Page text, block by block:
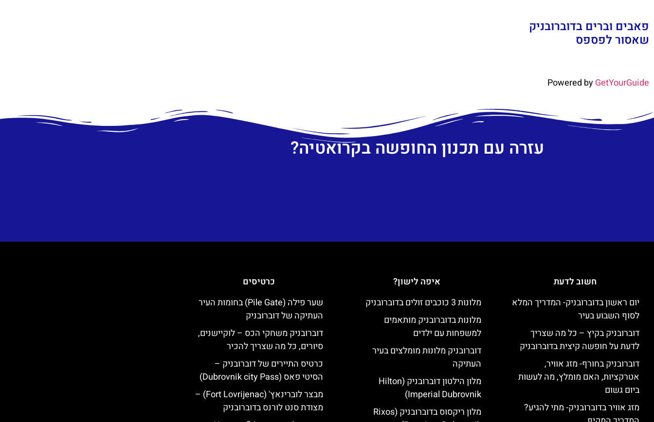
פאבים וברים בדוברובניק
שאסור לפספס
Powered byGetYourGuide
עזרה עם תכנון החופשה בקרואטיה?
חשוב לדעת
יום ראשון בדוברובניק- המדריך המלא
לסוף השבוע בעיר
דוברובניק בקיץ – כל מה שצריך
לדעת על חופשה קיצית בדוברובניק
דוברובניק בחורף- מזג אוויר,
אטרקציות, האם מומלץ, מה לעשות
ביום גשום
מזג אוויר בדוברובניק- מתי להגיע?
איפה לישון?
מלונות 3 כוכבים זולים בדוברובניק
מלונות בדוברובניק מותאמים
למשפחות עם ילדים
דוברובניק מלונות מומלצים בעיר
העתיקה
מלון הילטון דוברובניק (Hilton
Imperial Dubrovnik)
מלון ריקסוס בדוברובניק (Rixos
כרטיסים
שער פילה (Pile Gate) בחומות העיר
העתיקה של דוברובניק
דוברובניק משחקי הכס – לוקיישנים,
סיורים, כל מה שצריך להכיר
כרטיס התיירים של דוברובניק –
הסיטי פאס (Dubrovnik city Pass)
מבצר לוברינאץ' (Fort Lovrijenac) –
מצודת סנט לורנס בדוברובניק